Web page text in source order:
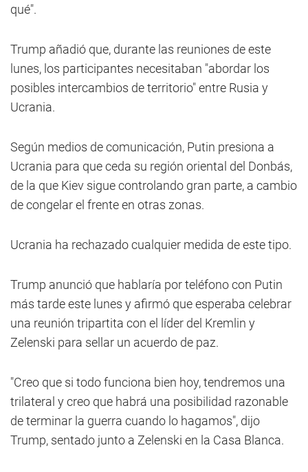
qué".
Trump añadió que, durante las reuniones de este
lunes, los participantes necesitaban "abordar los
posibles intercambios de territorio" entre Rusia y
Ucrania.
Según medios de comunicación, Putin presiona a
Ucrania para que ceda su región oriental del Donbás,
de la que Kiev sigue controlando gran parte, a cambio
de congelar el frente en otras zonas.
Ucrania ha rechazado cualquier medida de este tipo.
Trump anunció que hablaría por teléfono con Putin
más tarde este lunes y afirmó que esperaba celebrar
una reunión tripartita con el líder del Kremlin y
Zelenski para sellar un acuerdo de paz.
"Creo que si todo funciona bien hoy, tendremos una
trilateral y creo que habrá una posibilidad razonable
de terminar la guerra cuando lo hagamos", dijo
Trump, sentado junto a Zelenski en la Casa Blanca.